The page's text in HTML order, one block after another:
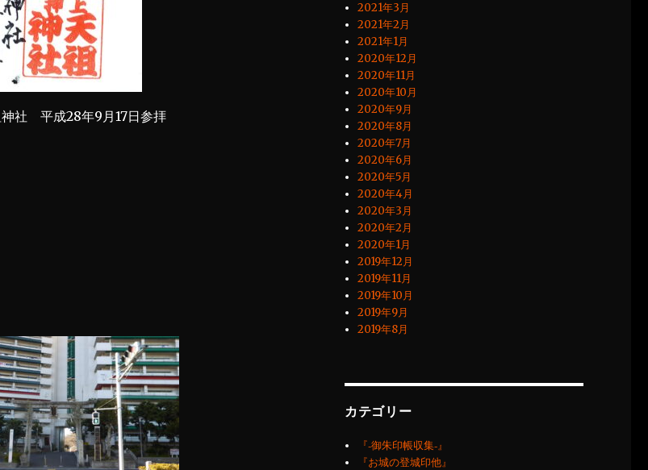
神社 平成28年9月17日参拝
2021年3月
2021年2月
2021年1月
2020年12月
2020年11月
2020年10月
2020年9月
2020年8月
2020年7月
2020年6月
2020年5月
2020年4月
2020年3月
2020年2月
2020年1月
2019年12月
2019年11月
2019年10月
2019年9月
2019年8月
カテゴリー
『‐御朱印帳収集‐』
『お城の登城印他』